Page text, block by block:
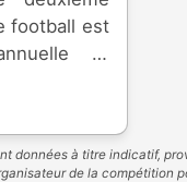
football est
et
l'élite
Créée en
aux
données à titre indicatif,
de la compétition